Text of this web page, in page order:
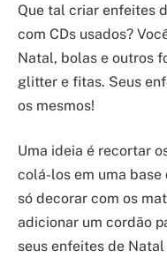
Que tal criar enfeites
com CDs usados?
Natal, bolas e outros
glitter e fitas. Seus
os mesmos!
Uma ideia é recortar
colá-los em uma base
só decorar com os
adicionar um cordão
seus enfeites de